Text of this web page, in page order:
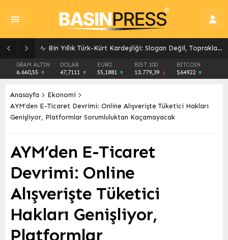
GRAM ALTIN
6.660,55
DOLAR
47,7111
EURO
55,1881
BIST 100
13.779,39
BITCOIN
$64922
Anasayfa
Ekonomi
AYM’den E-Ticaret Devrimi: Online Alışverişte Tüketici Hakları
Genişliyor, Platformlar Sorumluluktan Kaçamayacak
AYM’den E-Ticaret
Devrimi: Online
Alışverişte Tüketici
Hakları Genişliyor,
Platformlar